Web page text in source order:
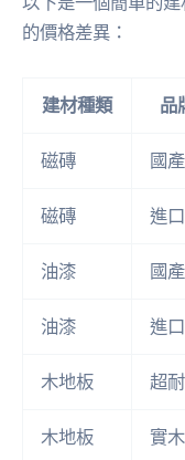
的價格差異：
建材種類 品
磁磚 國產
磁磚 進口
油漆 國產
油漆 進口
木地板 超
木地板 實木